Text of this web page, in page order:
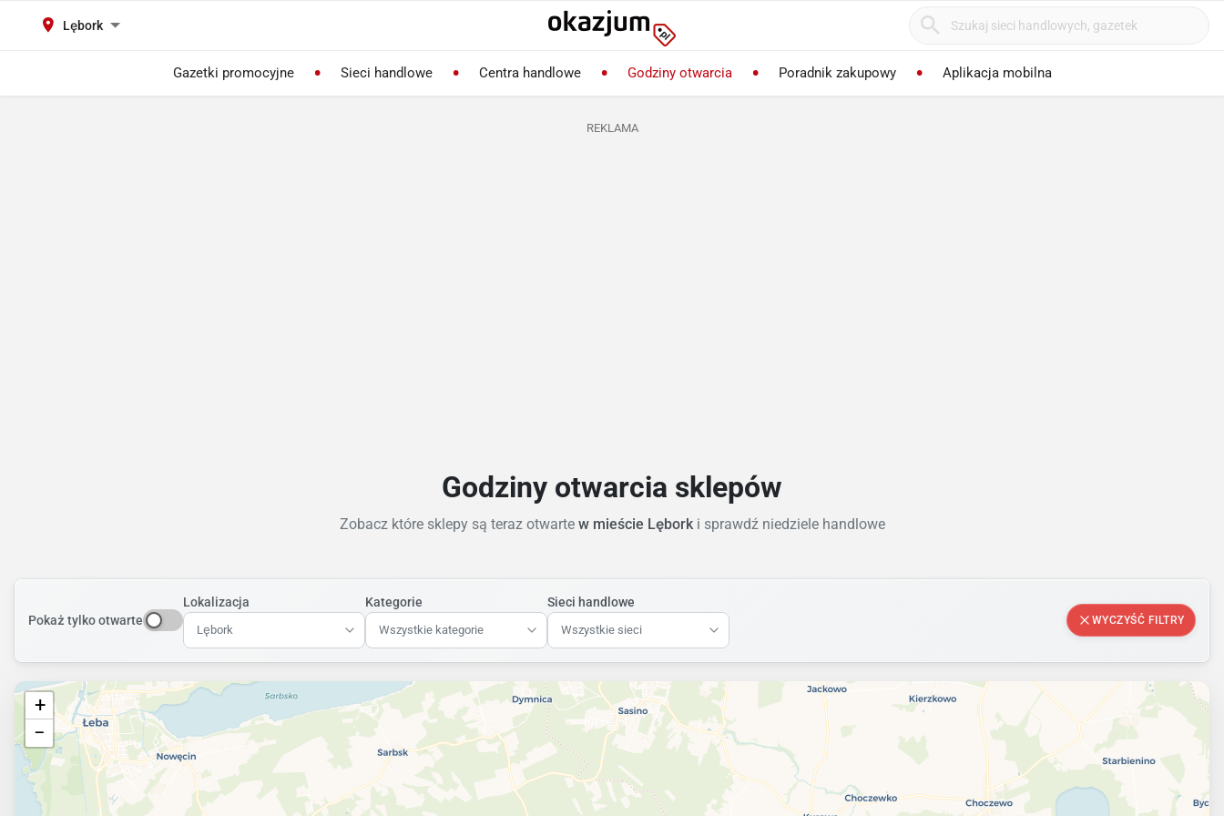
Lębork
Gazetki promocyjne Sieci handlowe Centra handlowe Godziny otwarcia Poradnik zakupowy Aplikacja mobilna
REKLAMA
Godziny otwarcia sklepów
Zobacz które sklepy są teraz otwartew mieście Lębork i sprawdź niedziele handlowe
Pokaż tylko otwarte
Lokalizacja
Lębork
Kategorie
Wszystkie kategorie
Sieci handlowe
Wszystkie sieci
WYCZYŚĆ FILTRY
+
−